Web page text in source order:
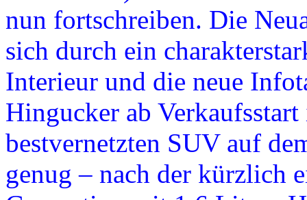
nun fortschreiben. Die
sich durch ein
Interieur und die neue
Hingucker ab
bestvernetzten SUV auf
genug – nach der kürzlich